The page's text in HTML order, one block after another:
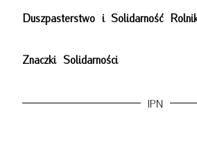
Duszpasterstwo i Solidarność
Znaczki Solidarności
IPN